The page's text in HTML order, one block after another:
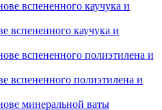
вспененного каучука и
вспененного полиэтилена и